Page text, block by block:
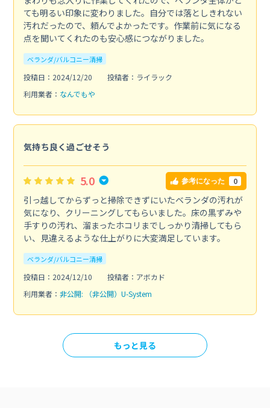
ても明るい印象に変わりました。自分では落としきれない
汚れだったので、頼んでよかったです。作業前に気になる
点を聞いてくれたのも安心感につながりました。
ベランダ/バルコニー清掃
投稿日：2024/12/20
投稿者：ライラック
利用業者： なんでもや
気持ち良く過ごせそう
5.0 参考になった 0
引っ越してからずっと掃除できずにいたベランダの汚れが
気になり、クリーニングしてもらいました。床の黒ずみや
手すりの汚れ、溜まったホコリまでしっかり清掃してもら
い、見違えるような仕上がりに大変満足しています。
ベランダ/バルコニー清掃
投稿日：2024/12/10
投稿者：アボカド
利用業者： 非公開: （非公開）U-System
もっと見る